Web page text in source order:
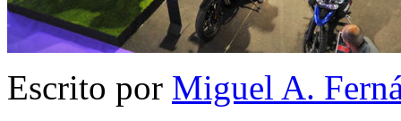
Escrito por Miguel A.